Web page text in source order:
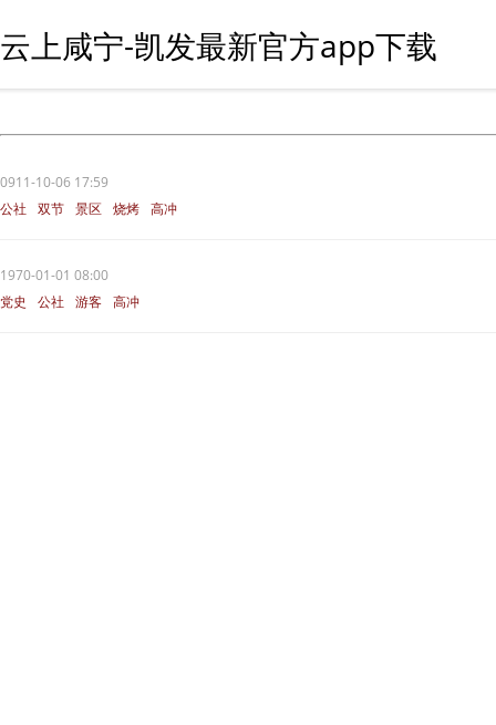
云上咸宁-凯发最新官方app下载
0911-10-06 17:59
公社
双节 景区 烧烤 高冲
1970-01-01 08:00
党史
公社 游客 高冲